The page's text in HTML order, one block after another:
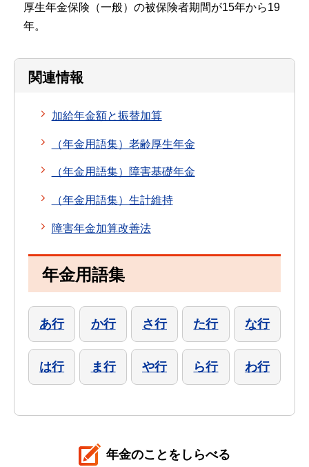
厚生年金保険（一般）の被保険者期間が15年から19
年。
関連情報
加給年金額と振替加算
（年金用語集）老齢厚生年金
（年金用語集）障害基礎年金
（年金用語集）生計維持
障害年金加算改善法
年金用語集
あ行 か行 さ行 た行 な行
は行 ま行 や行 ら行 わ行
年金のことをしらべる